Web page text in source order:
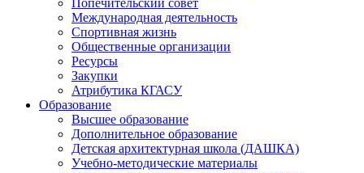
Попечительский совет
Международная деятельность
Спортивная жизнь
Общественные организации
Ресурсы
Закупки
Атрибутика КГАСУ
Образование
Высшее образование
Дополнительное образование
Детская архитектурная школа (ДАШКА)
Учебно-методические материалы